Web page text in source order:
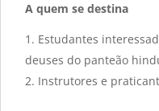
A quem se destina
Estudantes
deuses do panteão
Instrutores e